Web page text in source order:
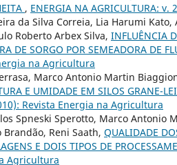
, ENERGIA NA AGRICULTURA:
da Silva Correia, Lia Harumi
Roberto Arbex Silva, INFLUÊNCIA
DE SORGO POR SEMEADORA DE
na Agricultura
Marco Antonio Martin
E UMIDADE EM SILOS GRANE-
Revista Energia na Agricultura
Spneski Sperotto, Marco
Brandão, Reni Saath, QUALIDADE
E DOIS TIPOS DE
Agricultura